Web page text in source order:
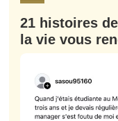
21 histoires
la vie vous